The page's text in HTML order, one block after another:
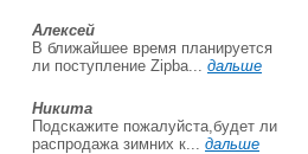
Алексей
В ближайшее время планируется
ли поступление Zipba... дальше
Никита
Подскажите пожалуйста,будет ли
распродажа зимних к... дальше